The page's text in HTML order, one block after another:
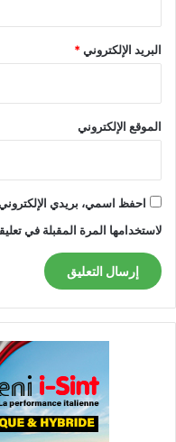
البريد الإلكتروني*
الموقع الإلكتروني
احفظ اسمي، بريدي
لاستخدامها المرة المقبلة في